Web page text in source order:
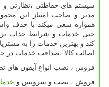
سیستم های حفاظتی ،نظارتی
مدیر و صاحب امتیاز این
همواره سعی میکند با حذف
حتی خدمات و شرایط جذاب
کند و بهترین خدمات را به
اصالت کالا ،صداقت خدمات
فروش ، نصب انواع آیفون های
فروش ، نصب و سرویس و